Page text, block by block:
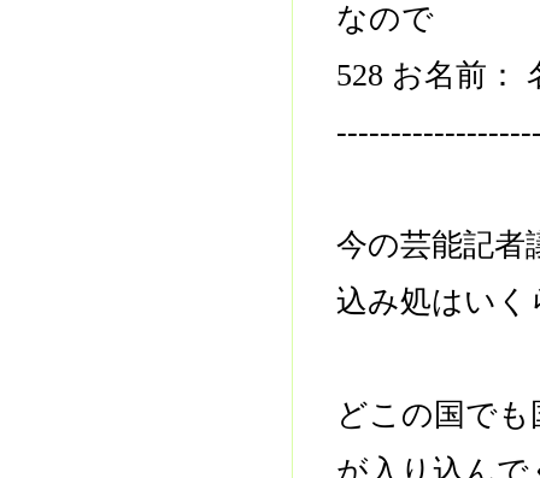
なので
528 お名前
今の芸能記
込み処はいく
どこの国で